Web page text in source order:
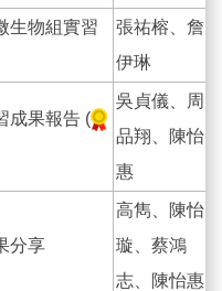
生物組實習
張祐榕、詹
伊琳
成果報告 (
吳貞儀、周
品翔、陳怡
惠
分享
高雋、陳怡
璇、蔡鴻
志、陳怡惠